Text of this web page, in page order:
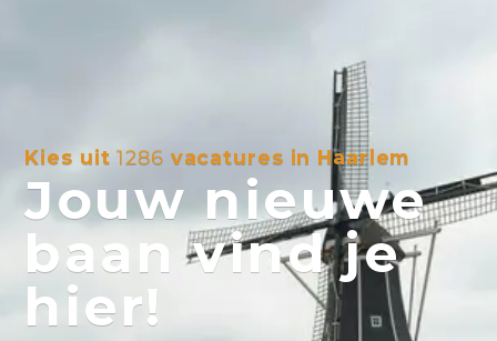
Kies uit1286 vacatures in Haarlem
Jouw nieuwe
baan vind je
hier!